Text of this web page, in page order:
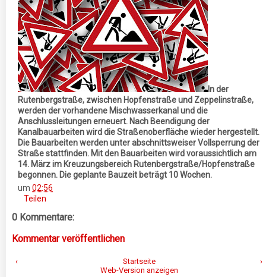
In der
Rutenbergstraße, zwischen Hopfenstraße und Zeppelinstraße,
werden der vorhandene Mischwasserkanal und die
Anschlussleitungen erneuert. Nach Beendigung der
Kanalbauarbeiten wird die Straßenoberfläche wieder hergestellt.
Die Bauarbeiten werden unter abschnittsweiser Vollsperrung der
Straße stattfinden. Mit den Bauarbeiten wird voraussichtlich am
14. März im Kreuzungsbereich Rutenbergstraße/Hopfenstraße
begonnen. Die geplante Bauzeit beträgt 10 Wochen.
um 02:56
Teilen
0 Kommentare:
Kommentar veröffentlichen
‹ ›
Startseite
Web-Version anzeigen